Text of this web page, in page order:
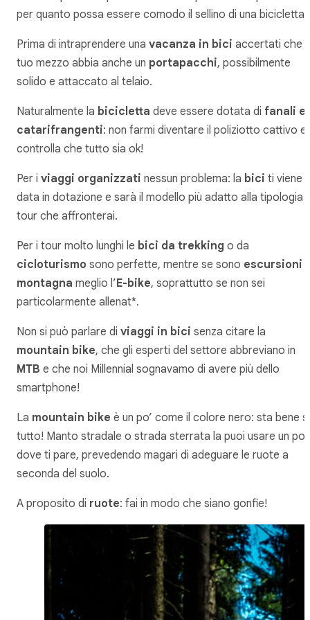
per quanto possa essere comodo il sellino di una bicicletta!
Prima di intraprendere una vacanza in bici accertati che il
tuo mezzo abbia anche un portapacchi, possibilmente
solido e attaccato al telaio.
Naturalmente la bicicletta deve essere dotata di fanali e
catarifrangenti: non farmi diventare il poliziotto cattivo e
controlla che tutto sia ok!
Per i viaggi organizzati nessun problema: la bici ti viene
data in dotazione e sarà il modello più adatto alla tipologia
tour che affronterai.
Per i tour molto lunghi le bici da trekking o da
cicloturismo sono perfette, mentre se sono escursioni
montagna meglio l’E-bike, soprattutto se non sei
particolarmente allenat*.
Non si può parlare di viaggi in bici senza citare la
mountain bike, che gli esperti del settore abbreviano in
MTB e che noi Millennial sognavamo di avere più dello
smartphone!
La mountain bike è un po’ come il colore nero: sta bene
tutto! Manto stradale o strada sterrata la puoi usare un po’
dove ti pare, prevedendo magari di adeguare le ruote a
seconda del suolo.
A proposito di ruote: fai in modo che siano gonfie!